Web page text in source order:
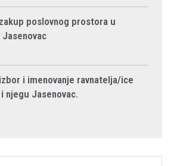
poslovnog prostora u
i imenovanje ravnatelja/ice
njegu Jasenovac.